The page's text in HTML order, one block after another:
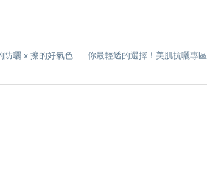
防曬 x 擦的好氣色 你最輕透的選擇！美肌抗曬專區